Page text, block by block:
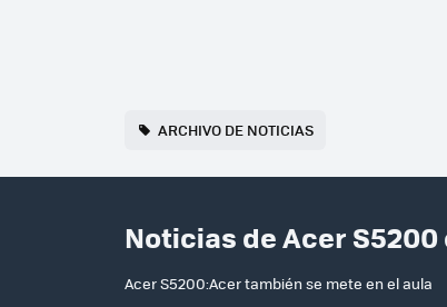
ARCHIVO DE NOTICIAS
Noticias de Acer S5200
Acer S5200:Acer también se mete en el aula